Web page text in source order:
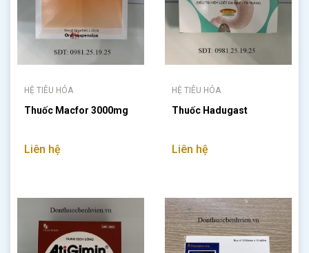
HỆ TIÊU HÓA
Thuốc Macfor 3000mg
Liên hệ
HỆ TIÊU HÓA
Thuốc Hadugast
Liên hệ